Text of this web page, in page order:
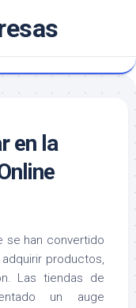
en la
se han convertido
productos,
Las tiendas de
un auge